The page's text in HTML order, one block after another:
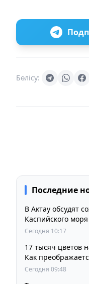
Бөлісу:
Последние
В Актау обсудят
Каспийского моря
Сегодня 10:17
17 тысяч цветов
Как
Сегодня 09:48